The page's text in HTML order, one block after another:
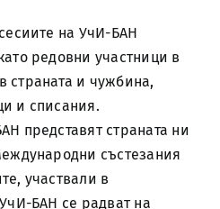
на УчИ-БАН
редовни участници в
страната и чужбина,
и списания.
представят страната ни
състезания
участвали в
БАН се радват на